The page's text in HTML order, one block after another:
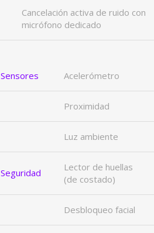
Cancelación activa de ruido con
micrófono dedicado
Sensores Acelerómetro
Proximidad
Luz ambiente
Seguridad
Lector de huellas
(de costado)
Desbloqueo facial